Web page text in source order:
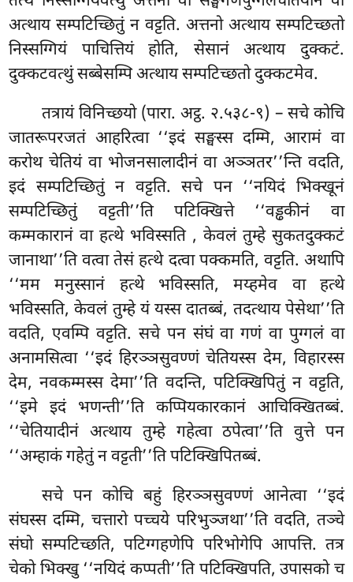
अत्थाय सम्पटिच्छितुं न वट्टति. अत्तनो अत्थाय सम्पटिच्छतो
निस्सग्गियं पाचित्तियं होति, सेसानं अत्थाय दुक्कटं.
दुक्कटवत्थुं सब्बेसम्पि अत्थाय सम्पटिच्छतो दुक्कटमेव.
तत्रायं विनिच्छयो (पारा. अट्ठ. २.५३८-९) – सचे कोचि
जातरूपरजतं आहरित्वा ‘‘इदं सङ्घस्स दम्मि, आरामं वा
करोथ चेतियं वा भोजनसालादीनं वा अञ्ञतर’’न्ति वदति,
इदं सम्पटिच्छितुं न वट्टति. सचे पन ‘‘नयिदं भिक्खूनं
सम्पटिच्छितुं वट्टती’’ति पटिक्खित्ते ‘‘वड्ढकीनं वा
कम्मकारानं वा हत्थे भविस्सति , केवलं तुम्हे सुकतदुक्कटं
जानाथा’’ति वत्वा तेसं हत्थे दत्वा पक्कमति, वट्टति. अथापि
‘‘मम मनुस्सानं हत्थे भविस्सति, मय्हमेव वा हत्थे
भविस्सति, केवलं तुम्हे यं यस्स दातब्बं, तदत्थाय पेसेथा’’ति
वदति, एवम्पि वट्टति. सचे पन संघं वा गणं वा पुग्गलं वा
अनामसित्वा ‘‘इदं हिरञ्ञसुवण्णं चेतियस्स देम, विहारस्स
देम, नवकम्मस्स देमा’’ति वदन्ति, पटिक्खिपितुं न वट्टति,
‘‘इमे इदं भणन्ती’’ति कप्पियकारकानं आचिक्खितब्बं.
‘‘चेतियादीनं अत्थाय तुम्हे गहेत्वा ठपेत्वा’’ति वुत्ते पन
‘‘अम्हाकं गहेतुं न वट्टती’’ति पटिक्खिपितब्बं.
सचे पन कोचि बहुं हिरञ्ञसुवण्णं आनेत्वा ‘‘इदं
संघस्स दम्मि, चत्तारो पच्चये परिभुञ्जथा’’ति वदति, तञ्चे
संघो सम्पटिच्छति, पटिग्गहणेपि परिभोगेपि आपत्ति. तत्र
चेकोभिक्खु ‘‘नयिदं कप्पती’’ति पटिक्खिपति, उपासको च